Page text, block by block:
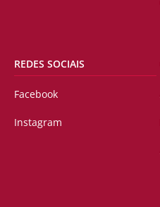
REDES SOCIAIS
Facebook
Instagram